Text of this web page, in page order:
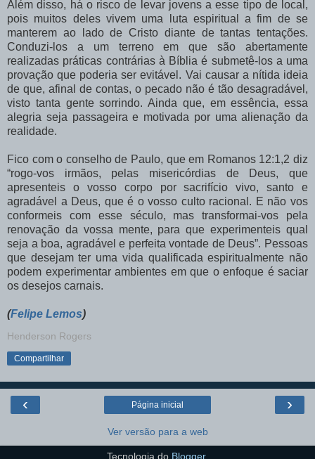
Além disso, há o risco de levar jovens a esse tipo de local,
pois muitos deles vivem uma luta espiritual a fim de se
manterem ao lado de Cristo diante de tantas tentações.
Conduzi-los a um terreno em que são abertamente
realizadas práticas contrárias à Bíblia é submetê-los a uma
provação que poderia ser evitável. Vai causar a nítida ideia
de que, afinal de contas, o pecado não é tão desagradável,
visto tanta gente sorrindo. Ainda que, em essência, essa
alegria seja passageira e motivada por uma alienação da
realidade.
Fico com o conselho de Paulo, que em Romanos 12:1,2 diz
“rogo-vos irmãos, pelas misericórdias de Deus, que
apresenteis o vosso corpo por sacrifício vivo, santo e
agradável a Deus, que é o vosso culto racional. E não vos
conformeis com esse século, mas transformai-vos pela
renovação da vossa mente, para que experimenteis qual
seja a boa, agradável e perfeita vontade de Deus”. Pessoas
que desejam ter uma vida qualificada espiritualmente não
podem experimentar ambientes em que o enfoque é saciar
os desejos carnais.
(Felipe Lemos)
Henderson Rogers
Compartilhar
‹ ›
Página inicial
Ver versão para a web
Tecnologia do Blogger.